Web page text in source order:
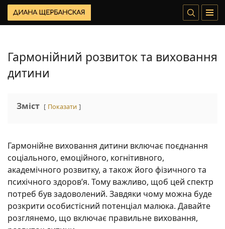
Гармонійний розвиток та виховання
дитини
Зміст Показати
Гармонійне виховання дитини включає поєднання
соціального, емоційного, когнітивного,
академічного розвитку, а також його фізичного та
психічного здоров’я. Тому важливо, щоб цей спектр
потреб був задоволений. Завдяки чому можна буде
розкрити особистісний потенціал малюка. Давайте
розглянемо, що включає правильне виховання,